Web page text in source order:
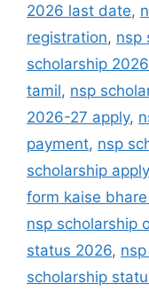
2026 last date,
registration, nsp
scholarship
tamil, nsp
2026-27 apply,
payment, nsp
scholarship
form kaise
nsp scholarship
status 2026,
scholarship